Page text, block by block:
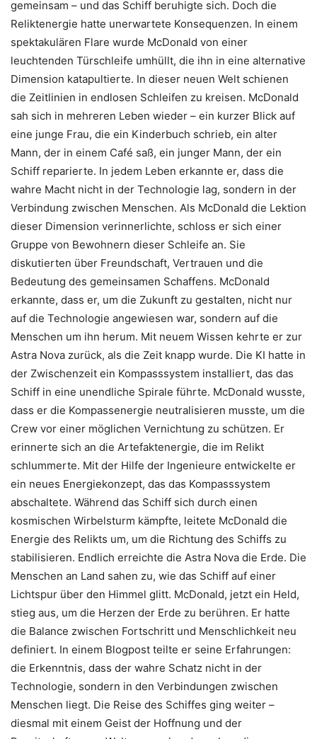
gemeinsam – und das Schiff beruhigte sich. Doch die
Reliktenergie hatte unerwartete Konsequenzen. In einem
spektakulären Flare wurde McDonald von einer
leuchtenden Türschleife umhüllt, die ihn in eine alternative
Dimension katapultierte. In dieser neuen Welt schienen
die Zeitlinien in endlosen Schleifen zu kreisen. McDonald
sah sich in mehreren Leben wieder – ein kurzer Blick auf
eine junge Frau, die ein Kinderbuch schrieb, ein alter
Mann, der in einem Café saß, ein junger Mann, der ein
Schiff reparierte. In jedem Leben erkannte er, dass die
wahre Macht nicht in der Technologie lag, sondern in der
Verbindung zwischen Menschen. Als McDonald die Lektion
dieser Dimension verinnerlichte, schloss er sich einer
Gruppe von Bewohnern dieser Schleife an. Sie
diskutierten über Freundschaft, Vertrauen und die
Bedeutung des gemeinsamen Schaffens. McDonald
erkannte, dass er, um die Zukunft zu gestalten, nicht nur
auf die Technologie angewiesen war, sondern auf die
Menschen um ihn herum. Mit neuem Wissen kehrte er zur
Astra Nova zurück, als die Zeit knapp wurde. Die KI hatte in
der Zwischenzeit ein Kompasssystem installiert, das das
Schiff in eine unendliche Spirale führte. McDonald wusste,
dass er die Kompassenergie neutralisieren musste, um die
Crew vor einer möglichen Vernichtung zu schützen. Er
erinnerte sich an die Artefaktenergie, die im Relikt
schlummerte. Mit der Hilfe der Ingenieure entwickelte er
ein neues Energiekonzept, das das Kompasssystem
abschaltete. Während das Schiff sich durch einen
kosmischen Wirbelsturm kämpfte, leitete McDonald die
Energie des Relikts um, um die Richtung des Schiffs zu
stabilisieren. Endlich erreichte die Astra Nova die Erde. Die
Menschen an Land sahen zu, wie das Schiff auf einer
Lichtspur über den Himmel glitt. McDonald, jetzt ein Held,
stieg aus, um die Herzen der Erde zu berühren. Er hatte
die Balance zwischen Fortschritt und Menschlichkeit neu
definiert. In einem Blogpost teilte er seine Erfahrungen:
die Erkenntnis, dass der wahre Schatz nicht in der
Technologie, sondern in den Verbindungen zwischen
Menschen liegt. Die Reise des Schiffes ging weiter –
diesmal mit einem Geist der Hoffnung und der